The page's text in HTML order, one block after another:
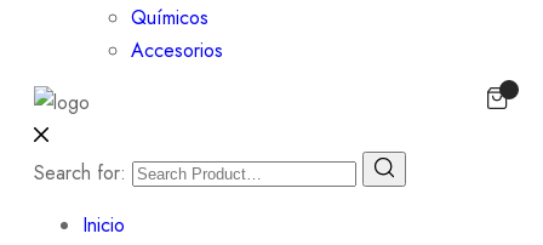
Químicos
Accesorios
Search for:
Inicio